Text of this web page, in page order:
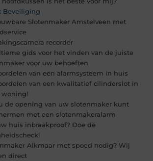
Beveiliging
Slotenmaker Amstelveen met
recorder
gids voor het vinden van de juiste
voor uw behoeften
van een alarmsysteem in huis
van een kwalitatief cilinderslot in
woning!
de opening van uw slotenmaker kunt
met een slotenmakeralarm
huis inbraakproof? Doe de
Alkmaar met spoed nodig? Wij
direct